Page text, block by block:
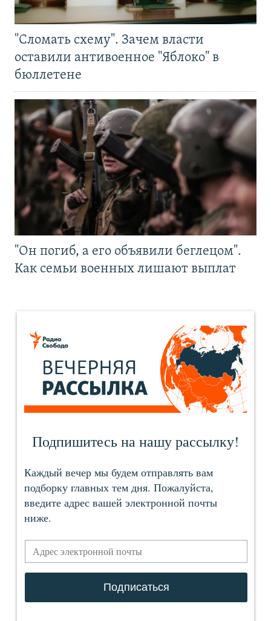
"Сломать схему". Зачем власти
оставили антивоенное "Яблоко" в
бюллетене
"Он погиб, а его объявили беглецом".
Как семьи военных лишают выплат